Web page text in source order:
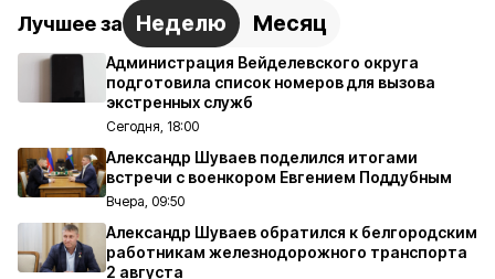
Лучшее за Неделю Месяц
Администрация Вейделевского округа
подготовила список номеров для вызова
экстренных служб
Сегодня, 18:00
Александр Шуваев поделился итогами
встречи с военкором Евгением Поддубным
Вчера, 09:50
Александр Шуваев обратился к белгородским
работникам железнодорожного транспорта
2 августа